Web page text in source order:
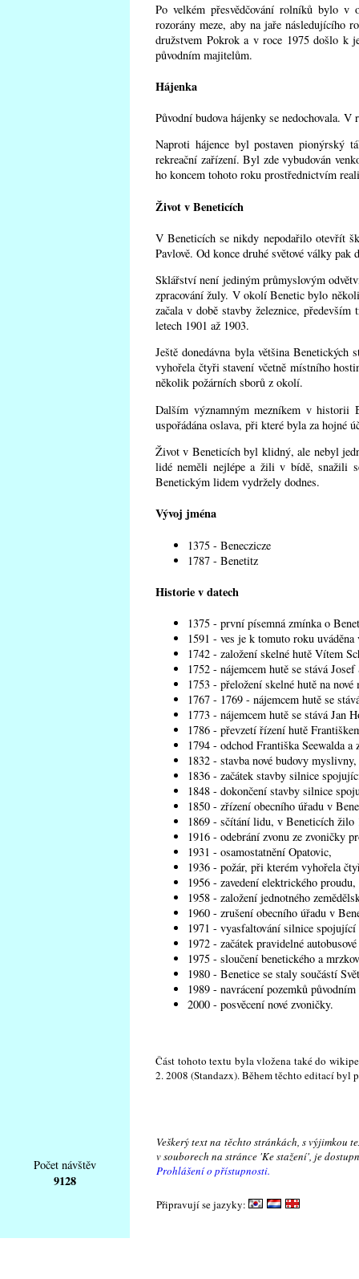
Po velkém přesvědčování rolníků bylo v
rozorány meze, aby na jaře následujícího
družstvem Pokrok a v roce 1975 došlo k
původním majitelům.
Hájenka
Původní budova hájenky se nedochovala. V
Naproti hájence byl postaven pionýrský
rekreační zařízení. Byl zde vybudován
ho koncem tohoto roku prostřednictvím
Život v Beneticích
V Beneticích se nikdy nepodařilo otevřít
Pavlově. Od konce druhé světové války pak
Sklářství není jediným průmyslovým
zpracování žuly. V okolí Benetic bylo
začala v době stavby železnice,
letech 1901 až 1903.
Ještě donedávna byla většina
vyhořela čtyři stavení včetně místního
několik požárních sborů z okolí.
Dalším významným mezníkem v historii
uspořádána oslava, při které byla za hojné
Život v Beneticích byl klidný, ale nebyl
lidé neměli nejlépe a žili v bídě, snažili
Benetickým lidem vydržely dodnes.
Vývoj jména
1375 - Beneczicze
1787 - Benetitz
Historie v datech
1375 - první písemná zmínka o
1591 - ves je k tomuto roku
1742 - založení skelné hutě Vítem
1752 - nájemcem hutě se stává
1753 - přeložení skelné hutě na nové
1767 - 1769 - nájemcem hutě se
1773 - nájemcem hutě se stává Jan
1786 - převzetí řízení hutě
1794 - odchod Františka Seewalda a
1832 - stavba nové budovy myslivny,
1836 - začátek stavby silnice
1848 - dokončení stavby silnice
1850 - zřízení obecního úřadu v
1869 - sčítání lidu, v Beneticích žilo
1916 - odebrání zvonu ze zvoničky
1931 - osamostatnění Opatovic,
1936 - požár, při kterém vyhořela
1956 - zavedení elektrického proudu,
1958 - založení jednotného
1960 - zrušení obecního úřadu v
1971 - vyasfaltování silnice spojující
1972 - začátek pravidelné
1975 - sloučení benetického a
1980 - Benetice se staly součástí
1989 - navrácení pozemků
2000 - posvěcení nové zvoničky.
Část tohoto textu byla vložena také do
2. 2008 (Standazx). Během těchto editací byl
Počet návštěv
9128
Veškerý text na těchto stránkách, s výjimkou
v souborech na stránce 'Ke stažení', je
Prohlášení o přístupnosti.
Připravují se jazyky: